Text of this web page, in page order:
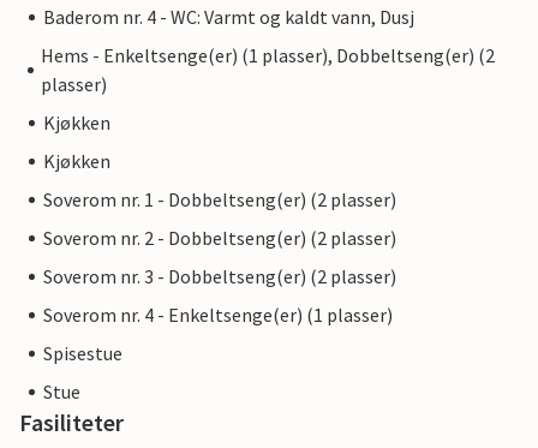
Baderom nr. 4 - WC: Varmt og kaldt vann, Dusj
Hems - Enkeltsenge(er) (1 plasser), Dobbeltseng(er) (2
plasser)
Kjøkken
Kjøkken
Soverom nr. 1 - Dobbeltseng(er) (2 plasser)
Soverom nr. 2 - Dobbeltseng(er) (2 plasser)
Soverom nr. 3 - Dobbeltseng(er) (2 plasser)
Soverom nr. 4 - Enkeltsenge(er) (1 plasser)
Spisestue
Stue
Fasiliteter